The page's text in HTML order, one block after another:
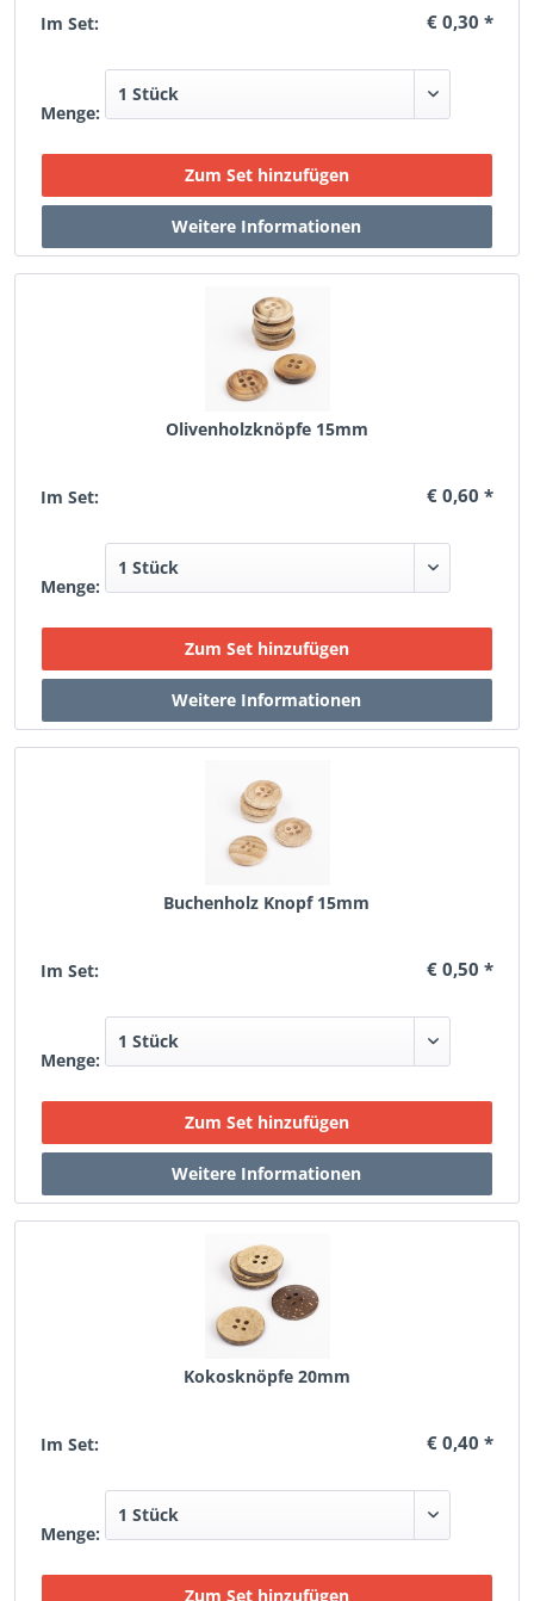
Im Set: € 0,30 *
Menge:
Olivenholzknöpfe 15mm
Im Set: € 0,60 *
Menge:
Buchenholz Knopf 15mm
Im Set: € 0,50 *
Menge:
Kokosknöpfe 20mm
Im Set: € 0,40 *
Menge: